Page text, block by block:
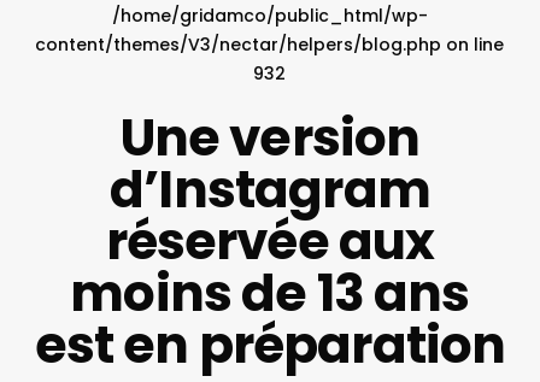
/home/gridamco/public_html/wp-
content/themes/V3/nectar/helpers/blog.php on line
932
Une version
d’Instagram
réservée aux
moins de 13 ans
est en préparation